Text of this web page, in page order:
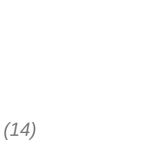
(14)